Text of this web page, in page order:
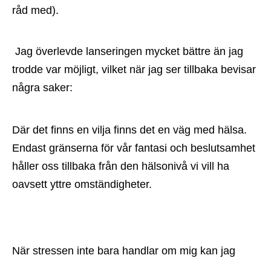
råd med).
trodde var möjligt, vilket när jag ser tillbaka bevisar
några saker:
Där det finns en vilja finns det en väg med hälsa.
Endast gränserna för vår fantasi och beslutsamhet
håller oss tillbaka från den hälsonivå vi vill ha
oavsett yttre omständigheter.
När stressen inte bara handlar om mig kan jag